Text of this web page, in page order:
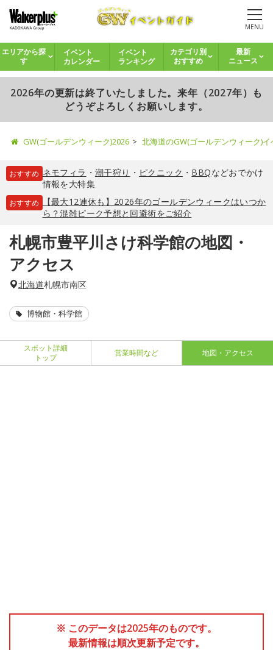
MENU
エリアから探
す
イベント
カレンダー
イベント
ランキング
カテゴリ別
おすすめ
最新
ニュース
2026年の更新は終了いたしました。来年（2027年）も
どうぞよろしくお願いします。
GW(ゴールデンウィーク)2026 北海道のGW(ゴールデンウィーク)
おすすめ ネモフィラ ・ 潮干狩り ・ ピクニック ・ BBQなどおでかけ
情報を大特集
おすすめ
【最大12連休も】2026年のゴールデンウィークはいつか
ら？混雑ピーク予想と回避術をご紹介
札幌市豊平川さけ科学館の地図・
アクセス
北海道札幌市南区
博物館・科学館
スポット詳細
トップ
営業時間など 地図・アクセス
※ このデータは2025年のものです。
最新情報は順次更新予定です。